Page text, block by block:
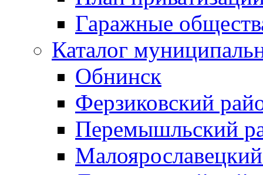
Гаражные
Каталог
Обнинск
Ферзиковский
Перемышльский